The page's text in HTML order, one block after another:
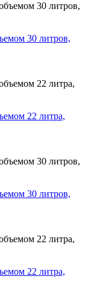
30 литров,
22 литра,
30 литров,
22 литра,